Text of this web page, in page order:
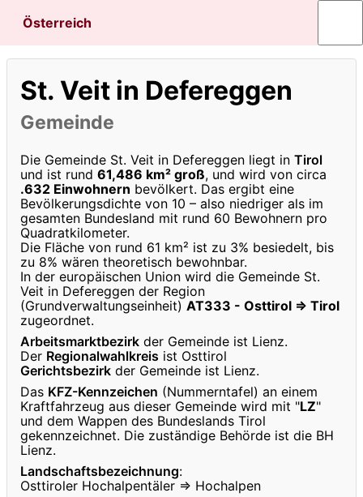
Österreich
St. Veit in Defereggen
Gemeinde
Die Gemeinde St. Veit in Defereggen liegt in Tirol
und ist rund 61,486 km² groß, und wird von circa
.632 Einwohnern bevölkert. Das ergibt eine
Bevölkerungsdichte von 10 – also niedriger als im
gesamten Bundesland mit rund 60 Bewohnern pro
Quadratkilometer.
Die Fläche von rund 61 km² ist zu 3% besiedelt, bis
zu 8% wären theoretisch bewohnbar.
In der europäischen Union wird die Gemeinde St.
Veit in Defereggen der Region
(Grundverwaltungseinheit) AT333 - Osttirol ⇒ Tirol
zugeordnet.
Arbeitsmarktbezirk der Gemeinde ist Lienz.
Der Regionalwahlkreis ist Osttirol
Gerichtsbezirk der Gemeinde ist Lienz.
Das KFZ-Kennzeichen (Nummerntafel) an einem
Kraftfahrzeug aus dieser Gemeinde wird mit "LZ"
und dem Wappen des Bundeslands Tirol
gekennzeichnet. Die zuständige Behörde ist die BH
Lienz.
Landschaftsbezeichnung:
Osttiroler Hochalpentäler ⇒ Hochalpen